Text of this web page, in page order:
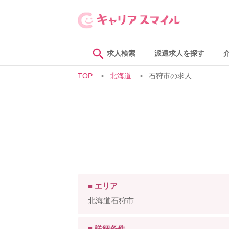
求人検索 派遣求人を探す
TOP 北海道 石狩市の求人
■ エリア
北海道石狩市